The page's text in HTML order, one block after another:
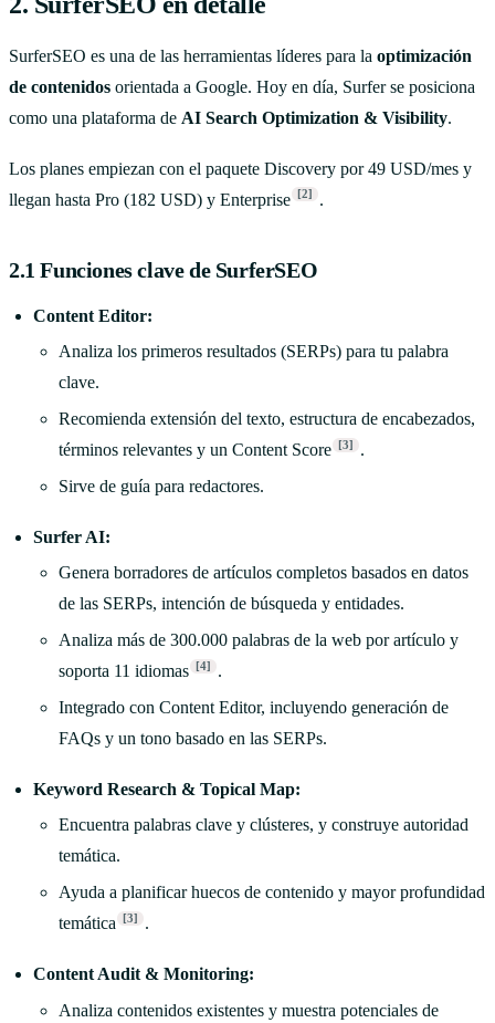
SurferSEO es una de las herramientas líderes para la optimización
de contenidos orientada a Google. Hoy en día, Surfer se posiciona
como una plataforma de AI Search Optimization & Visibility.
Los planes empiezan con el paquete Discovery por 49 USD/mes y
llegan hasta Pro (182 USD) y Enterprise
[2] .
2.1 Funciones clave de SurferSEO
Content Editor:
Analiza los primeros resultados (SERPs) para tu palabra
clave.
Recomienda extensión del texto, estructura de encabezados,
términos relevantes y un Content Score [3]
.
Sirve de guía para redactores.
Surfer AI:
Genera borradores de artículos completos basados en datos
de las SERPs, intención de búsqueda y entidades.
Analiza más de 300.000 palabras de la web por artículo y
soporta 11 idiomas [4]
.
Integrado con Content Editor, incluyendo generación de
FAQs y un tono basado en las SERPs.
Keyword Research & Topical Map:
Encuentra palabras clave y clústeres, y construye autoridad
temática.
Ayuda a planificar huecos de contenido y mayor profundidad
temática [3] .
Content Audit & Monitoring:
Analiza contenidos existentes y muestra potenciales de